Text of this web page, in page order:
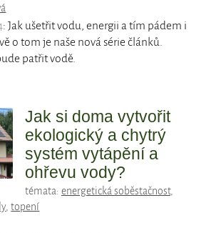
: Jak ušetřit vodu, energii a tím pádem i
o tom je naše nová série článků.
patřit vodě.
Jak si doma vytvořit
ekologický a chytrý
systém vytápění a
ohřevu vody?
témata: energetická soběstačnost,
,topení